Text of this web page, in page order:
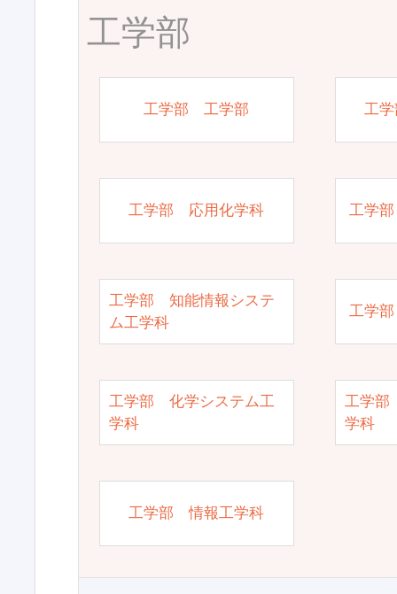
工学部
工学部 工学部 工
工学部 応用化学科 工学
工学部 知能情報システ
ム工学科
工学
工学部 化学システム工
学科
工学部
学科
工学部 情報工学科